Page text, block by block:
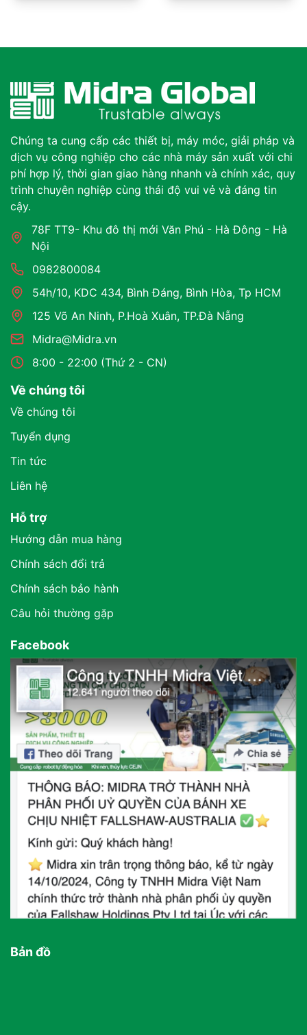
Chúng ta cung cấp các thiết bị, máy móc, giải pháp và
dịch vụ công nghiệp cho các nhà máy sản xuất với chi
phí hợp lý, thời gian giao hàng nhanh và chính xác, quy
trình chuyên nghiệp cùng thái độ vui vẻ và đáng tin
cậy.
78F TT9- Khu đô thị mới Văn Phú - Hà Đông - Hà
Nội
0982800084
54h/10, KDC 434, Bình Đáng, Bình Hòa, Tp HCM
125 Võ An Ninh, P.Hoà Xuân, TP.Đà Nẵng
Midra@Midra.vn
8:00 - 22:00 (Thứ 2 - CN)
Về chúng tôi
Về chúng tôi
Tuyển dụng
Tin tức
Liên hệ
Hỗ trợ
Hướng dẫn mua hàng
Chính sách đổi trả
Chính sách bảo hành
Câu hỏi thường gặp
Facebook
Bản đồ